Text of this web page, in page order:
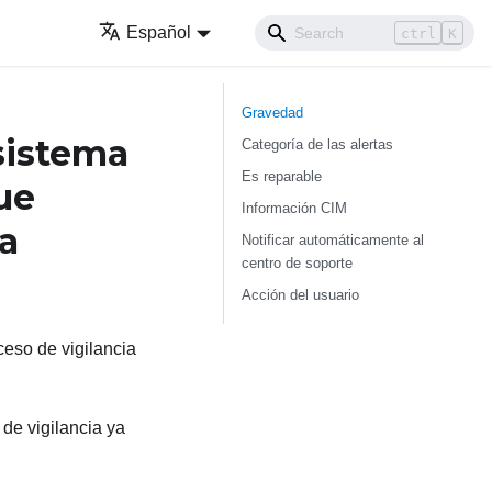
Español ctrl K
de vigilancia
vigilancia ya
Gravedad
Categoría de las alertas
Es reparable
Información CIM
Notificar automáticamente al
centro de soporte
Acción del usuario